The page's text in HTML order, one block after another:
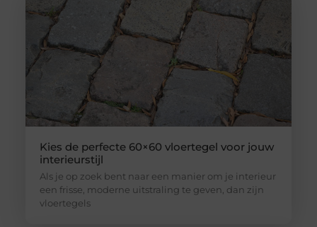
Kies de perfecte 60×60 vloertegel voor jouw
interieurstijl
Als je op zoek bent naar een manier om je interieur
een frisse, moderne uitstraling te geven, dan zijn
vloertegels